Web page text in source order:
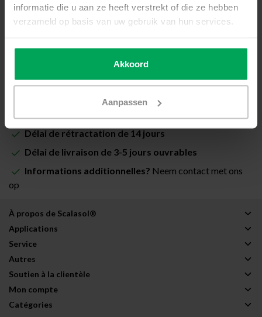
informatie die u aan ze heeft verstrekt of die ze hebben
verzameld op basis van uw gebruik van hun services.
Akkoord
Aanpassen
Disponible
Délai de rétractation de 14 jours
Délai de livraison de 3-5 jours ouvrables
Informations additionnelles? Neem contact met ons
op
À propos de Scalasol®
Applications
Service
Autres
Soutien à la clientèle
Mon compte
Catégories